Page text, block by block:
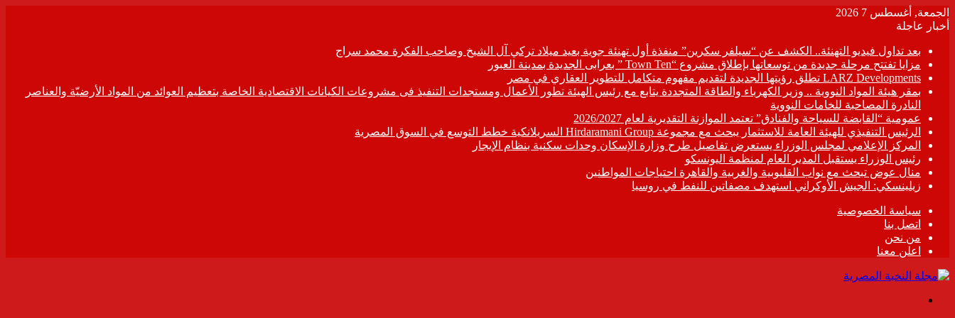
الجمعة, أغسطس 7 2026
أخبار عاجلة
بعد تداول فيديو التهنئة.. الكشف عن “سيلفر سكرين” منفذة أول تهنئة جوية بعيد ميلاد تركي آل الشيخ وصاحب الفكرة محمد سراج
مزايا تفتتح مرحلة جديدة من توسعاتها بإطلاق مشروع “Town Ten ” بعرابى الجديدة بمدينة العبور
LARZ Developments تطلق رؤيتها الجديدة لتقديم مفهوم متكامل للتطوير العقاري في مصر
بمقر هيئة المواد النووية .. وزير الكهرباء والطاقة المتجددة يتابع مع رئيس الهيئة تطور الأعمال ومستجدات التنفيذ فى مشروعات الكيانات الاقتصادية الخاصة بتعظيم العوائد من المواد الأرضيّة والعناصر
النادرة المصاحبة للخامات النووية
عمومية “القابضة للسياحة والفنادق” تعتمد الموازنة التقديرية لعام 2026/2027
الرئيس التنفيذي للهيئة العامة للاستثمار يبحث مع مجموعة Hirdaramani Group السريلانكية خطط التوسع في السوق المصرية
المركز الإعلامي لمجلس الوزراء يستعرض تفاصيل طرح وزارة الإسكان وحدات سكنية بنظام الإيجار
رئيس الوزراء يستقبل المدير العام لمنظمة اليونسكو
منال عوض تبحث مع نواب القليوبية والغربية والقاهرة احتياجات المواطنين
زيلينسكي: الجيش الأوكراني استهدف مصفاتين للنفط في روسيا
سياسة الخصوصية
اتصل بنا
من نحن
اعلن معنا